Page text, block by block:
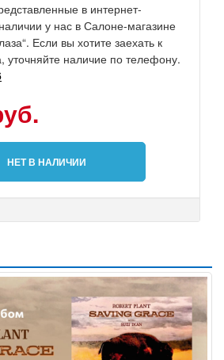
в интернет-
у нас в Салоне-магазине
Если вы хотите заехать к
уточняйте наличие по телефону.
НЕТ В НАЛИЧИИ